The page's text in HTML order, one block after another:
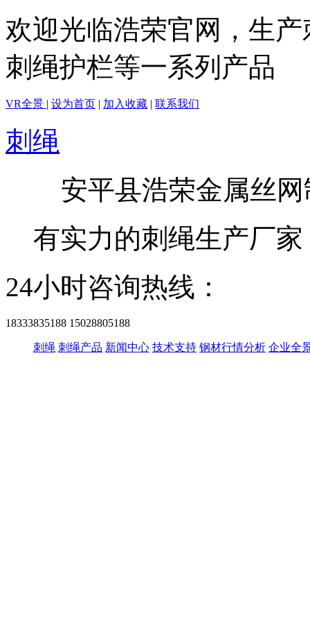
欢迎光临浩荣官网，生
刺绳护栏等一系列产品
VR全景 | 设为首页 | 加入收藏 | 联系我们
刺绳
安平县浩荣金属丝
有实力的刺绳生产厂家
24小时咨询热线：
18333835188 15028805188
刺绳 刺绳产品 新闻中心 技术支持 钢材行情分析 企业全